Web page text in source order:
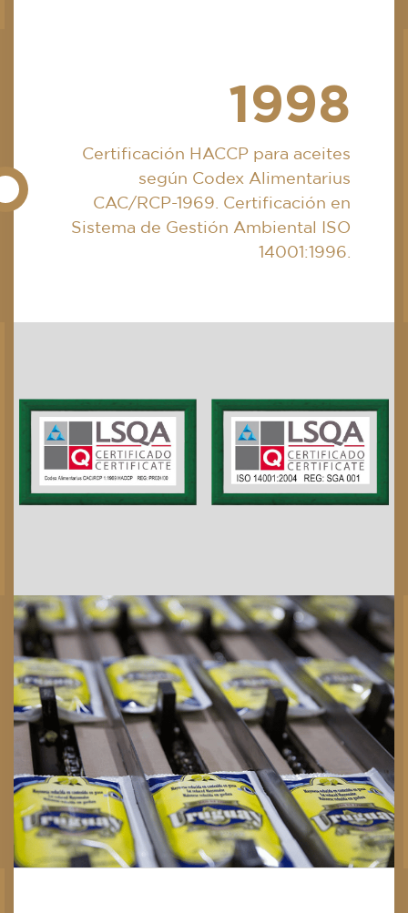
1998
Certificación HACCP para aceites
según Codex Alimentarius
CAC/RCP-1969. Certificación en
Sistema de Gestión Ambiental ISO
14001:1996.